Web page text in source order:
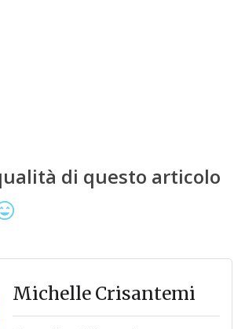
di questo articolo
Michelle Crisantemi